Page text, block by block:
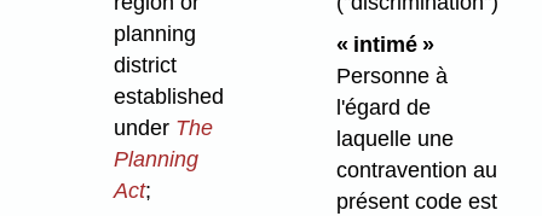
planning
district
established
under The
Planning
Act;
« intimé »
Personne à
l'égard de
laquelle une
contravention au
présent code est